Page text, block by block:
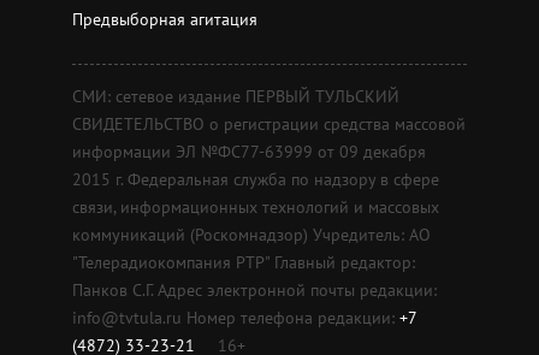
Предвыборная агитация
СМИ: сетевое издание ПЕРВЫЙ ТУЛЬСКИЙ
СВИДЕТЕЛЬСТВО о регистрации средства массовой
информации ЭЛ №ФС77-63999 от 09 декабря
2015 г. Федеральная служба по надзору в сфере
связи, информационных технологий и массовых
коммуникаций (Роскомнадзор) Учредитель: АО
"Телерадиокомпания РТР" Главный редактор:
Панков С.Г. Адрес электронной почты редакции:
info@tvtula.ru Номер телефона редакции: +7
(4872) 33-23-21
16+